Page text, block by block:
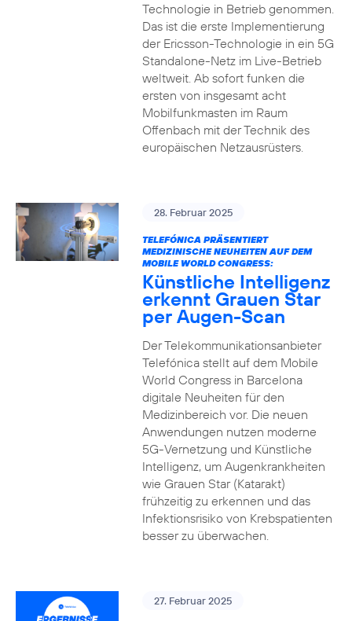
Technologie in Betrieb genommen.
Das ist die erste Implementierung
der Ericsson-Technologie in ein 5G
Standalone-Netz im Live-Betrieb
weltweit. Ab sofort funken die
ersten von insgesamt acht
Mobilfunkmasten im Raum
Offenbach mit der Technik des
europäischen Netzausrüsters.
28. Februar 2025
TELEFÓNICA PRÄSENTIERT
MEDIZINISCHE NEUHEITEN AUF DEM
MOBILE WORLD CONGRESS:
Künstliche Intelligenz
erkennt Grauen Star
per Augen-Scan
Der Telekommunikationsanbieter
Telefónica stellt auf dem Mobile
World Congress in Barcelona
digitale Neuheiten für den
Medizinbereich vor. Die neuen
Anwendungen nutzen moderne
5G-Vernetzung und Künstliche
Intelligenz, um Augenkrankheiten
wie Grauen Star (Katarakt)
frühzeitig zu erkennen und das
Infektionsrisiko von Krebspatienten
besser zu überwachen.
27. Februar 2025